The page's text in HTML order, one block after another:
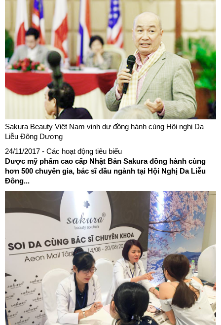
Sakura Beauty Việt Nam vinh dự đồng hành cùng Hội nghị Da
Liễu Đông Dương
24/11/2017 - Các hoạt động tiêu biểu
Dược mỹ phẩm cao cấp Nhật Bản Sakura đồng hành cùng
hơn 500 chuyên gia, bác sĩ đầu ngành tại Hội Nghị Da Liễu
Đông...